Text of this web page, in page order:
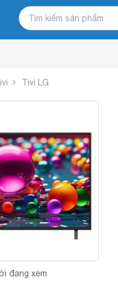
Tivi LG
đang xem